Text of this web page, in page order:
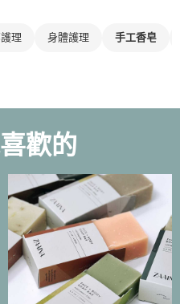
理 身體護理 手工香皂
歡的